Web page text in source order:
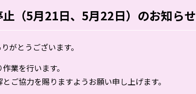
（5月21日、5月22日）のお知らせ
がとうございます。
業を行います。
ご協力を賜りますようお願い申し上げます。